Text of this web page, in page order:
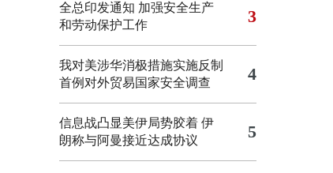
全总印发通知 加强安全生产
和劳动保护工作
3
我对美涉华消极措施实施反制
首例对外贸易国家安全调查
4
信息战凸显美伊局势胶着 伊
朗称与阿曼接近达成协议
5